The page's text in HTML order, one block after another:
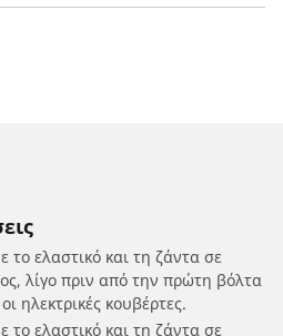
το ελαστικό και τη ζάντα σε
λίγο πριν από την πρώτη βόλτα
ηλεκτρικές κουβέρτες.
το ελαστικό και τη ζάντα σε